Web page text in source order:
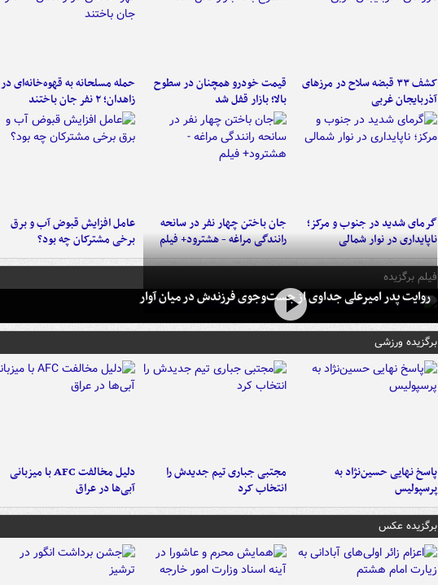
کشف ۳۳ قبضه سلاح در مرزهای
آذربایجان غربی
قیمت خودرو همچنان در سطوح
بالا؛ بازار قفل شد
حمله مسلحانه به قهوه‌خانه‌ای در
زاهدان؛ ۲ نفر جان باختند
گرمای شدید در جنوب و مرکز؛
ناپایداری در نوار شمالی
جان باختن چهار نفر در سانحه
رانندگی مراغه - هشترود+ فیلم
عامل افزایش قبوض آب و برق
برخی مشترکان چه بود؟
فیلم برگزیده
روایت پدر امیرعلی جداوی از جست‌وجوی فرزندش در میان آوار
برگزیده ورزشی
پاسخ نهایی حسین‌نژاد به
پرسپولیس
مجتبی جباری تیم جدیدش را
انتخاب کرد
دلیل مخالفت AFC با میزبانی
آبی‌ها در عراق
برگزیده عکس